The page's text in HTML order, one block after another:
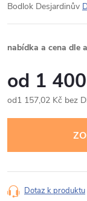
Bodlok Desjardinův
nabídka a cena dle
1
1 157,02 Kč bez
Dotaz k produktu